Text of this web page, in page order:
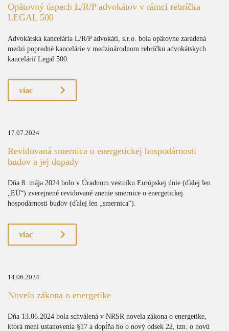
Opätovný úspech L/R/P advokátov v rámci rebríčka
LEGAL 500
Advokátska kancelária L/R/P advokáti, s.r.o. bola opätovne zaradená
medzi popredné kancelárie v medzinárodnom rebríčku advokátskych
kancelárií Legal 500.
viac
17.07.2024
Revidovaná smernica o energetickej hospodárnosti
budov a jej dopady
Dňa 8. mája 2024 bolo v Úradnom vestníku Európskej únie (ďalej len
„EÚ“) zverejnené revidované znenie smernice o energetickej
hospodárnosti budov (ďalej len „smernica“).
viac
14.06.2024
Novela zákona o energetike
Dňa 13.06.2024 bola schválená v NRSR novela zákona o energetike,
ktorá mení ustanovenia §17 a dopĺňa ho o nový odsek 22, tzn. o novú